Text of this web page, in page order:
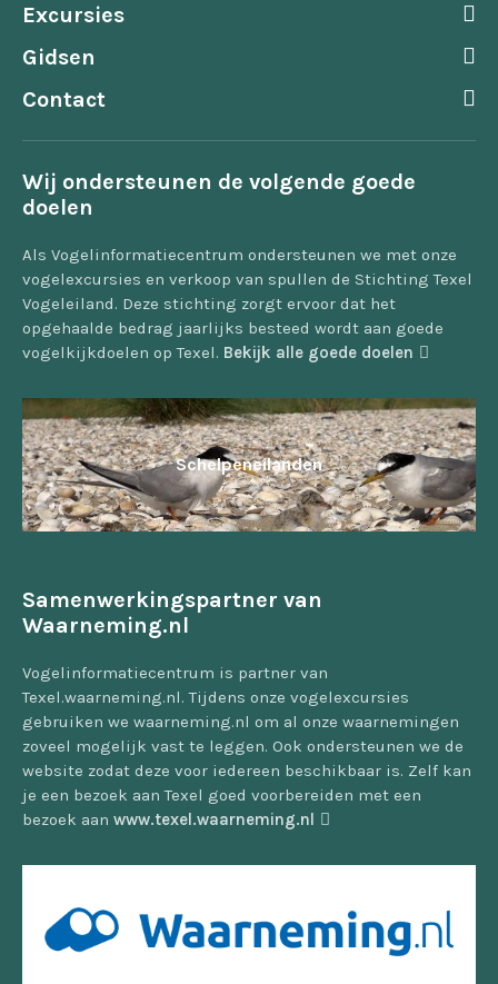
Excursies
Gidsen
Contact
Wij ondersteunen de volgende goede
doelen
Als Vogelinformatiecentrum ondersteunen we met onze
vogelexcursies en verkoop van spullen de Stichting Texel
Vogeleiland. Deze stichting zorgt ervoor dat het
opgehaalde bedrag jaarlijks besteed wordt aan goede
vogelkijkdoelen op Texel. Bekijk alle goede doelen
Schelpeneilanden
Samenwerkingspartner van
Waarneming.nl
Vogelinformatiecentrum is partner van
Texel.waarneming.nl. Tijdens onze vogelexcursies
gebruiken we waarneming.nl om al onze waarnemingen
zoveel mogelijk vast te leggen. Ook ondersteunen we de
website zodat deze voor iedereen beschikbaar is. Zelf kan
je een bezoek aan Texel goed voorbereiden met een
bezoek aan www.texel.waarneming.nl